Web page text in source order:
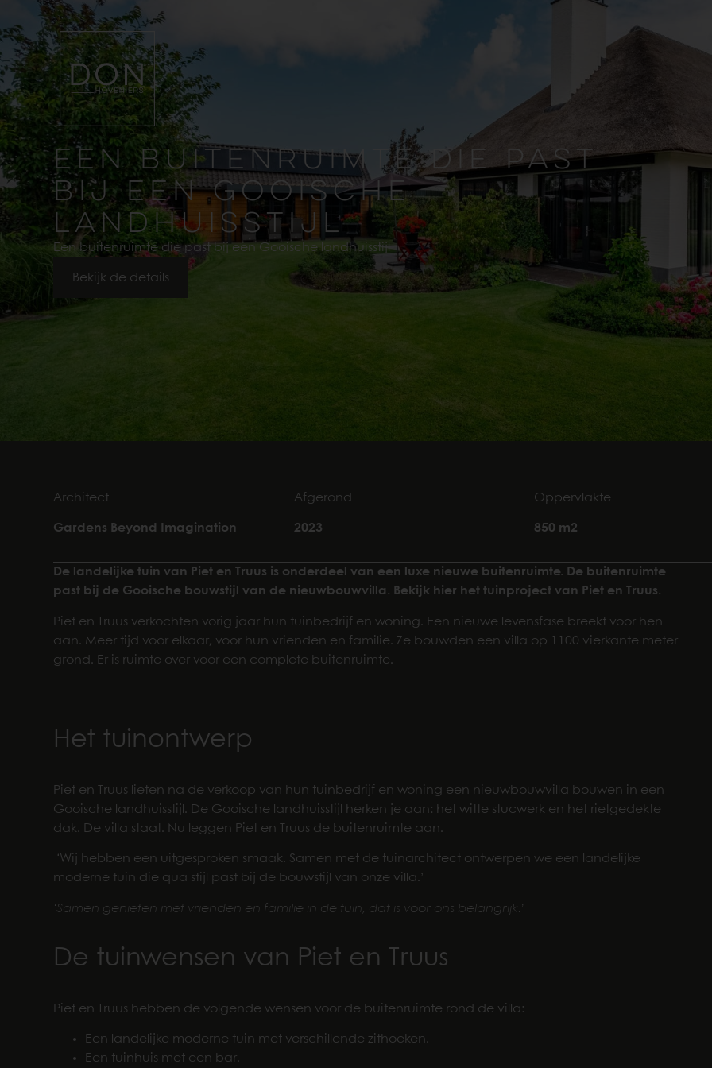
EEN BUITENRUIMTE DIE PAST
BIJ EEN GOOISCHE
LANDHUISSTIJL
Een buitenruimte die past bij een Gooische landhuisstijl
Bekijk de details
Architect
Gardens Beyond Imagination
Afgerond
2023
Oppervlakte
850 m2
De landelijke tuin van Piet en Truus is onderdeel van een luxe nieuwe buitenruimte. De buitenruimte
past bij de Gooische bouwstijl van de nieuwbouwvilla. Bekijk hier het tuinproject van Piet en Truus.
Piet en Truus verkochten vorig jaar hun tuinbedrijf en woning. Een nieuwe levensfase breekt voor hen
aan. Meer tijd voor elkaar, voor hun vrienden en familie. Ze bouwden een villa op 1100 vierkante meter
grond. Er is ruimte over voor een complete buitenruimte.
Het tuinontwerp
Piet en Truus lieten na de verkoop van hun tuinbedrijf en woning een nieuwbouwvilla bouwen in een
Gooische landhuisstijl. De Gooische landhuisstijl herken je aan: het witte stucwerk en het rietgedekte
dak. De villa staat. Nu leggen Piet en Truus de buitenruimte aan.
‘Wij hebben een uitgesproken smaak. Samen met de tuinarchitect ontwerpen we een landelijke
moderne tuin die qua stijl past bij de bouwstijl van onze villa.’
‘Samen genieten met vrienden en familie in de tuin, dat is voor ons belangrijk.’
De tuinwensen van Piet en Truus
Piet en Truus hebben de volgende wensen voor de buitenruimte rond de villa:
Een landelijke moderne tuin met verschillende zithoeken.
Een tuinhuis met een bar.